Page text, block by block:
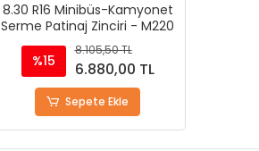
8.30 R16 Minibüs-Kamyonet
Serme Patinaj Zinciri - M220
%15
8.105,50 TL
6.880,00 TL
Sepete Ekle